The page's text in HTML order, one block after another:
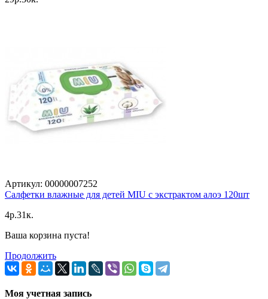
Артикул: 00000007252
Салфетки влажные для детей MIU с экстрактом алоэ 120шт
4p.31к.
Ваша корзина пуста!
Продолжить
Моя учетная запись